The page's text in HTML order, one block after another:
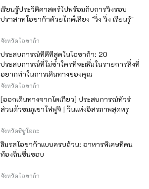
เรียนรู้ประวัติศาสตร์ไปพร้อมกับการวิ่งรอบ
ปราสาทโอซาก้าด้วยไกด์เสียง "วิ่ง วิ่ง เรียนรู้"
จังหวัดโอซาก้า
ประสบการณ์ที่ดีที่สุดในโอซาก้า: 20
ประสบการณ์ที่ไม่ซ้ำใครที่จะเพิ่มในรายการสิ่งที่
อยากทำในการเดินทางของคุณ
จังหวัดโอซาก้า
[ออกเดินทางจากโตเกียว] ประสบการณ์ทัวร์
ส่วนตัวชมภูเขาไฟฟูจิ | วันแห่งอิสรภาพสุดหรู
จังหวัดชิซูโอกะ
ลิ้มรสโอซาก้าแบบครบถ้วน: อาหารพิเศษที่คน
ท้องถิ่นชื่นชอบ
จังหวัดโอซาก้า